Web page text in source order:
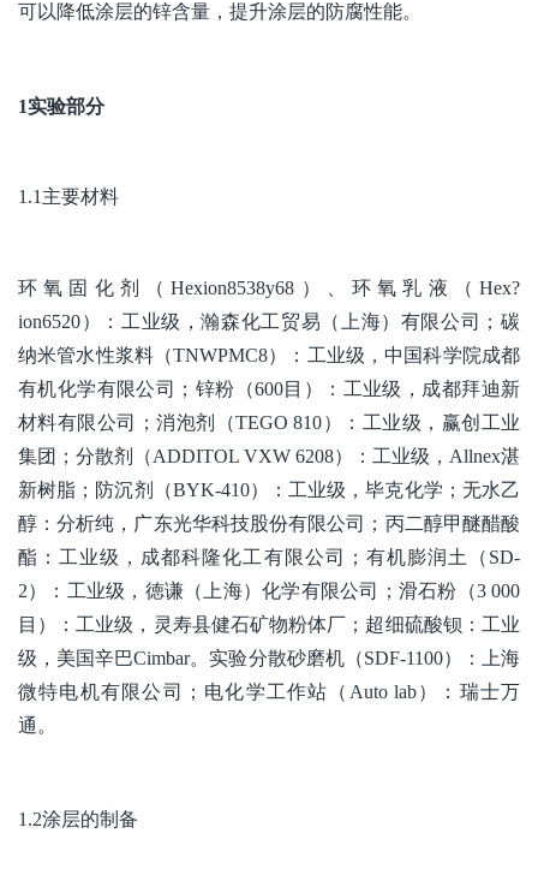
可以降低涂层的锌含量，提升涂层的防腐性能。
1实验部分
1.1主要材料
环氧固化剂（Hexion8538y68）、环氧乳液（Hex?
ion6520）：工业级，瀚森化工贸易（上海）有限公司；碳
纳米管水性浆料（TNWPMC8）：工业级，中国科学院成都
有机化学有限公司；锌粉（600目）：工业级，成都拜迪新
材料有限公司；消泡剂（TEGO 810）：工业级，赢创工业
集团；分散剂（ADDITOL VXW 6208）：工业级，Allnex湛
新树脂；防沉剂（BYK-410）：工业级，毕克化学；无水乙
醇：分析纯，广东光华科技股份有限公司；丙二醇甲醚醋酸
酯：工业级，成都科隆化工有限公司；有机膨润土（SD-
2）：工业级，徳谦（上海）化学有限公司；滑石粉（3 000
目）：工业级，灵寿县健石矿物粉体厂；超细硫酸钡：工业
级，美国辛巴Cimbar。实验分散砂磨机（SDF-1100）：上海
微特电机有限公司；电化学工作站（Auto lab）：瑞士万
通。
1.2涂层的制备